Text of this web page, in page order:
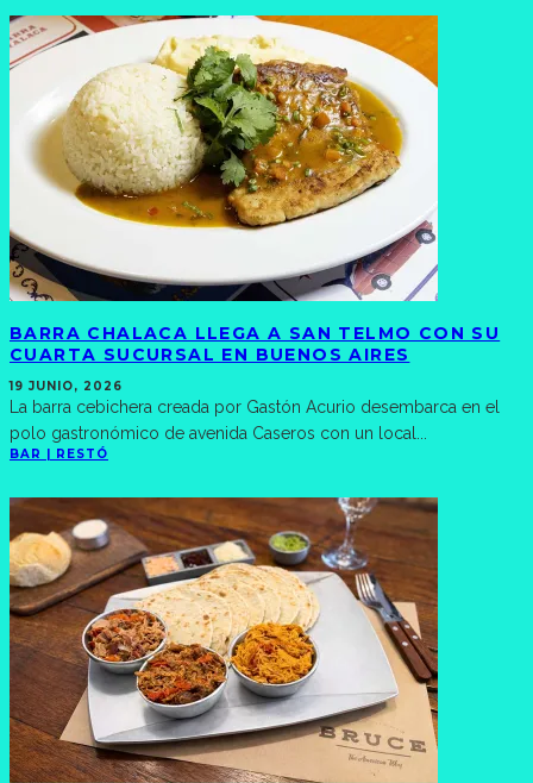
BARRA CHALACA LLEGA A SAN TELMO CON SU
CUARTA SUCURSAL EN BUENOS AIRES
19 JUNIO, 2026
La barra cebichera creada por Gastón Acurio desembarca en el
polo gastronómico de avenida Caseros con un local...
BAR | RESTÓ